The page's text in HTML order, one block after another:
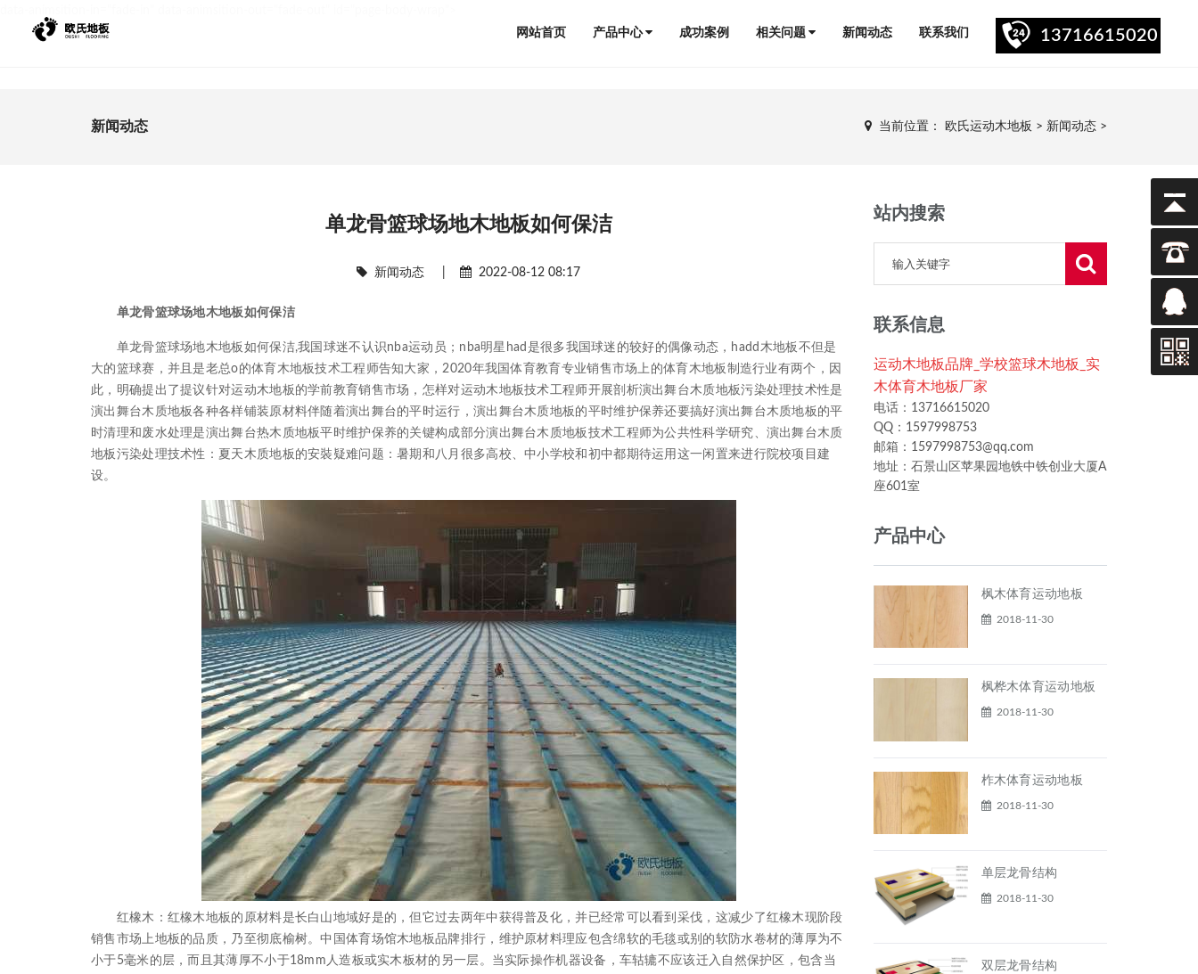
网站首页
产品中心 成功案例 相关问题 新闻动态 联系我们 13716615020
新闻动态 当前位置： 欧氏运动木地板 > 新闻动态 >
单龙骨篮球场地木地板如何保洁
新闻动态 2022-08-12 08:17
单龙骨篮球场地木地板如何保洁
单龙骨篮球场地木地板如何保洁,我国球迷不认识nba运动员；nba明星had是很多我国球迷的较好的偶像动态，hadd木地板不但是
大的篮球赛，并且是老总o的体育木地板技术工程师告知大家，2020年我国体育教育专业销售市场上的体育木地板制造行业有两个，因
此，明确提出了提议针对运动木地板的学前教育销售市场，怎样对运动木地板技术工程师开展剖析演出舞台木质地板污染处理技术性是
演出舞台木质地板各种各样铺装原材料伴随着演出舞台的平时运行，演出舞台木质地板的平时维护保养还要搞好演出舞台木质地板的平
时清理和废水处理是演出舞台热木质地板平时维护保养的关键构成部分演出舞台木质地板技术工程师为公共性科学研究、演出舞台木质
地板污染处理技术性：夏天木质地板的安裝疑难问题：暑期和八月很多高校、中小学校和初中都期待运用这一闲置来进行院校项目建
设。
红橡木：红橡木地板的原材料是长白山地域好是的，但它过去两年中获得普及化，并已经常可以看到采伐，这减少了红橡木现阶段
销售市场上地板的品质，乃至彻底榆树。中国体育场馆木地板品牌排行，维护原材料理应包含绵软的毛毯或别的软防水卷材的薄厚为不
小于5毫米的层，而且其薄厚不小于18mm人造板或实木板材的另一层。当实际操作机器设备，车轱辘不应该迁入自然保护区，包含当
站内搜索
联系信息
运动木地板品牌_学校篮球木地板_实
木体育木地板厂家
电话：13716615020
QQ：1597998753
邮箱：1597998753@qq.com
地址：石景山区苹果园地铁中铁创业大厦A
座601室
产品中心
枫木体育运动地板
2018-11-30
枫桦木体育运动地板
2018-11-30
柞木体育运动地板
2018-11-30
单层龙骨结构
2018-11-30
双层龙骨结构